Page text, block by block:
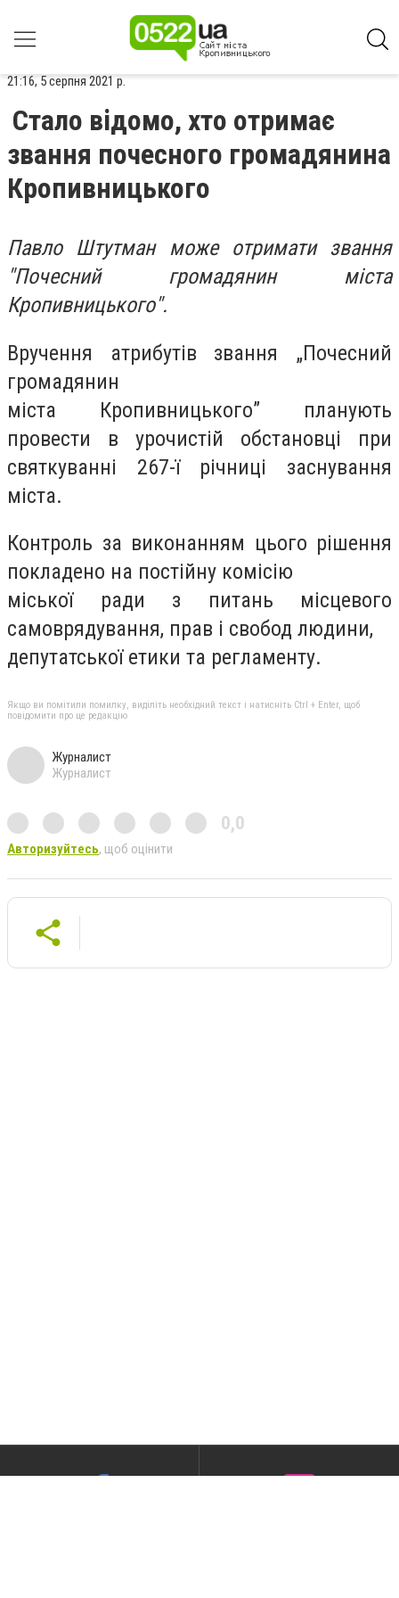
21:16, 5 серпня 2021 р.
Стало відомо, хто отримає
звання почесного громадянина
Кропивницького
Павло Штутман може отримати звання
"Почесний громадянин міста
Кропивницького".
Вручення атрибутів звання „Почесний
громадянин
міста Кропивницького” планують
провести в урочистій обстановці при
святкуванні 267-ї річниці заснування
міста.
Контроль за виконанням цього рішення
покладено на постійну комісію
міської ради з питань місцевого
самоврядування, прав і свобод людини,
депутатської етики та регламенту.
Якщо ви помітили помилку, виділіть необхідний текст і натисніть Ctrl + Enter, щоб
повідомити про це редакцію
Журналист
Журналист
0,0
Авторизуйтесь, щоб оцінити